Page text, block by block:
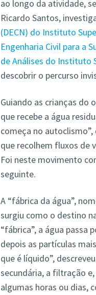
ao longo da atividade,
Ricardo Santos,
(DECN) do Instituto
Engenharia Civil para a
de Análises do Instituto
descobrir o percurso
Guiando as crianças do
que recebe a água
começa no
que recolhem fluxos de
Foi neste movimento
seguinte.
A “fábrica da água”,
surgiu como o destino
“fábrica”, a água passa
depois as partículas
que é líquido”,
secundária, a filtração
algumas horas ou dias,